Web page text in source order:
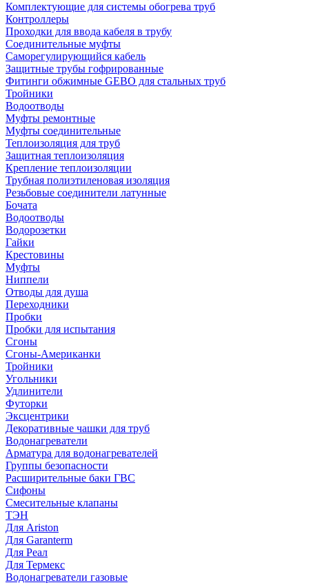
Комплектующие для системы обогрева труб
Контроллеры
Проходки для ввода кабеля в трубу
Соединительные муфты
Саморегулирующийся кабель
Защитные трубы гофрированные
Фитинги обжимные GEBO для стальных труб
Тройники
Водоотводы
Муфты ремонтные
Муфты соединительные
Теплоизоляция для труб
Защитная теплоизоляция
Крепление теплоизоляции
Трубная полиэтиленовая изоляция
Резьбовые соединители латунные
Бочата
Водоотводы
Водорозетки
Гайки
Крестовины
Муфты
Ниппели
Отводы для душа
Переходники
Пробки
Пробки для испытания
Сгоны
Сгоны-Американки
Тройники
Угольники
Удлинители
Футорки
Эксцентрики
Декоративные чашки для труб
Водонагреватели
Арматура для водонагревателей
Группы безопасности
Расширительные баки ГВС
Сифоны
Смесительные клапаны
ТЭН
Для Ariston
Для Garanterm
Для Реал
Для Термекс
Водонагреватели газовые